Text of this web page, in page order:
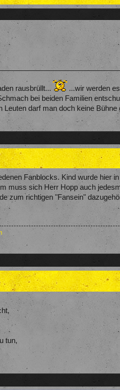
rausbrüllt...
...wir werden
bei beiden Familien
darf man doch keine Bühne
Fanblocks. Kind wurde hier
muss sich Herr Hopp auch
zum richtigen "Fansein"
tun,